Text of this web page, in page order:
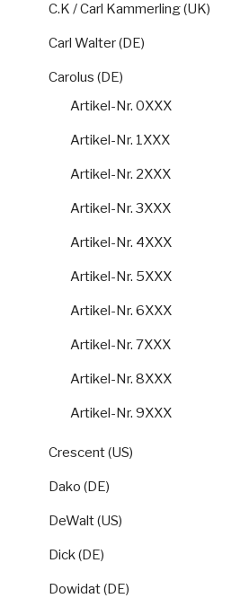
C.K / Carl Kammerling (UK)
Carl Walter (DE)
Carolus (DE)
Artikel-Nr. 0XXX
Artikel-Nr. 1XXX
Artikel-Nr. 2XXX
Artikel-Nr. 3XXX
Artikel-Nr. 4XXX
Artikel-Nr. 5XXX
Artikel-Nr. 6XXX
Artikel-Nr. 7XXX
Artikel-Nr. 8XXX
Artikel-Nr. 9XXX
Crescent (US)
Dako (DE)
DeWalt (US)
Dick (DE)
Dowidat (DE)